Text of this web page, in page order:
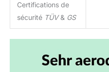
Certifications de
sécurité TÜV& GS